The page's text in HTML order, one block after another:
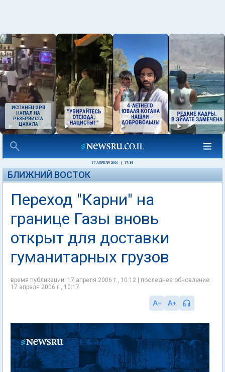
ИСПАНЕЦ ЗРЯ
НАПАЛ НА
РЕЗЕРВИСТА
ЦАХАЛА
17 АПРЕЛЯ 2006 17:39
БЛИЖНИЙ ВОСТОК
Переход "Карни" на
границе Газы вновь
открыт для доставки
гуманитарных грузов
время публикации: 17 апреля 2006 г., 10:12 | последнее обновление:
17 апреля 2006 г., 10:17